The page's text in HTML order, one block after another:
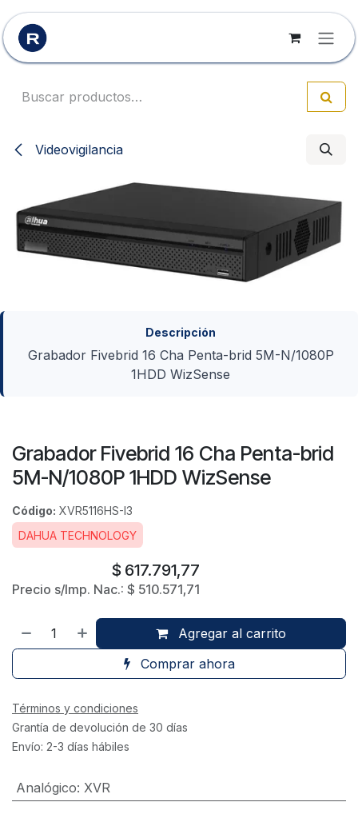
Ir al contenido
Videovigilancia
Descripción
Grabador Fivebrid 16 Cha Penta-brid 5M-N/1080P
1HDD WizSense
Grabador Fivebrid 16 Cha Penta-brid
5M-N/1080P 1HDD WizSense
Código: XVR5116HS-I3
DAHUA TECHNOLOGY
$ 617.791,77
Precio s/Imp. Nac.: $ 510.571,71
Agregar al carrito
Comprar ahora
Términos y condiciones
Grantía de devolución de 30 días
Envío: 2-3 días hábiles
Analógico: XVR